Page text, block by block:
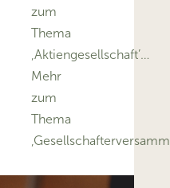
zum
Thema
‚Aktiengesellschaft’…
Mehr
zum
Thema